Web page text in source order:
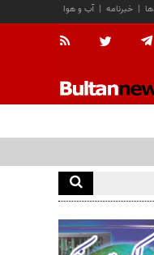
آب و هوا | خبرنامه |